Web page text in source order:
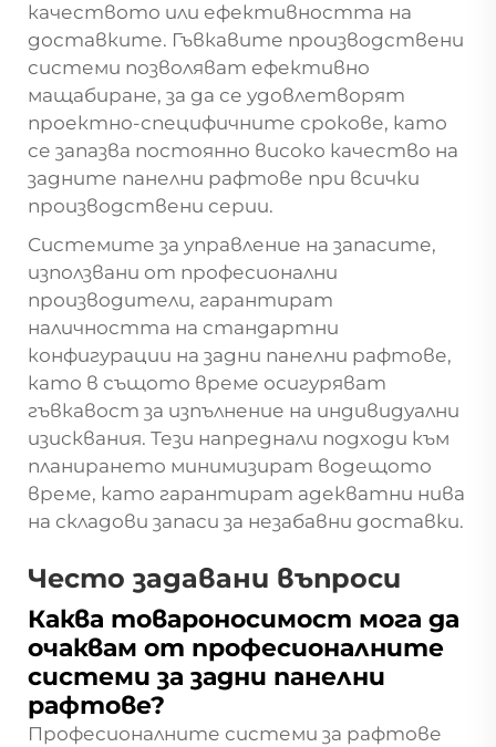
качеството или ефективността на
доставките. Гъвкавите производствени
системи позволяват ефективно
мащабиране, за да се удовлетворят
проектно-специфичните срокове, като
се запазва постоянно високо качество на
задните панелни рафтове при всички
производствени серии.
Системите за управление на запасите,
използвани от професионални
производители, гарантират
наличността на стандартни
конфигурации на задни панелни рафтове,
като в същото време осигуряват
гъвкавост за изпълнение на индивидуални
изисквания. Тези напреднали подходи към
планирането минимизират водещото
време, като гарантират адекватни нива
на складови запаси за незабавни доставки.
Често задавани въпроси
Каква товароносимост мога да
очаквам от професионалните
системи за задни панелни
рафтове?
Професионалните системи за рафтове